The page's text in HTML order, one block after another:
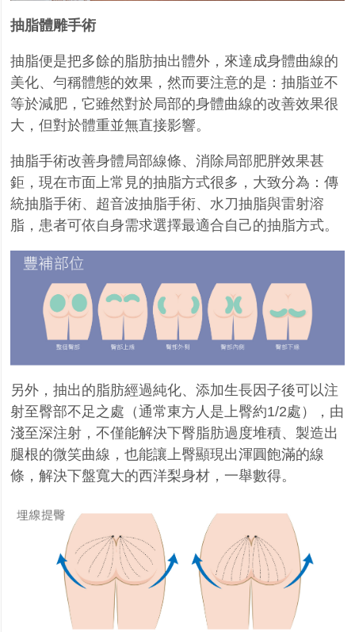
抽脂體雕手術
抽脂便是把多餘的脂肪抽出體外，來達成身體曲線的
美化、勻稱體態的效果，然而要注意的是：抽脂並不
等於減肥，它雖然對於局部的身體曲線的改善效果很
大，但對於體重並無直接影響。
抽脂手術改善身體局部線條、消除局部肥胖效果甚
鉅，現在市面上常見的抽脂方式很多，大致分為：傳
統抽脂手術、超音波抽脂手術、水刀抽脂與雷射溶
脂，患者可依自身需求選擇最適合自己的抽脂方式。
另外，抽出的脂肪經過純化、添加生長因子後可以注
射至臀部不足之處（通常東方人是上臀約1/2處），由
淺至深注射，不僅能解決下臀脂肪過度堆積、製造出
腿根的微笑曲線，也能讓上臀顯現出渾圓飽滿的線
條，解決下盤寬大的西洋梨身材，一舉數得。